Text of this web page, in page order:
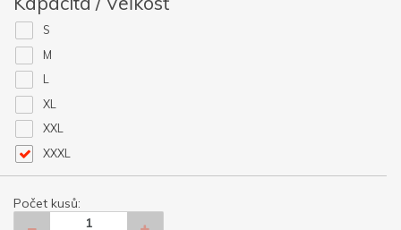
S
M
L
XL
XXL
XXXL
Počet kusů: